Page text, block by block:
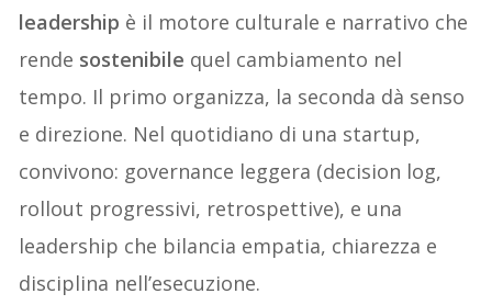
leadership è il motore culturale e narrativo che
rende sostenibile quel cambiamento nel
tempo. Il primo organizza, la seconda dà senso
e direzione. Nel quotidiano di una startup,
convivono: governance leggera (decision log,
rollout progressivi, retrospettive), e una
leadership che bilancia empatia, chiarezza e
disciplina nell’esecuzione.